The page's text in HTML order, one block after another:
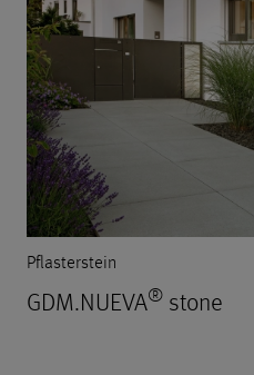
Pflasterstein
GDM.NUEVA® stone